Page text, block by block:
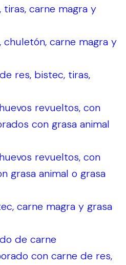
carne magra y
carne magra y
res, bistec, tiras,
revueltos, con
con grasa animal
revueltos, con
grasa animal o grasa
carne magra y grasa
de carne
con carne de res,